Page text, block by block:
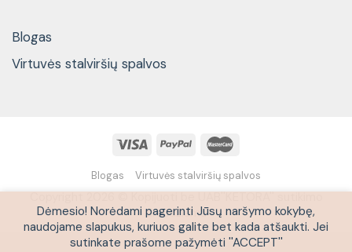
Blogas
Virtuvės stalviršių spalvos
Blogas Virtuvės stalviršių spalvos
draudžiama
Dėmesio! Norėdami pagerinti Jūsų naršymo kokybę,
naudojame slapukus, kuriuos galite bet kada atšaukti. Jei
sutinkate prašome pažymėti ''ACCEPT''